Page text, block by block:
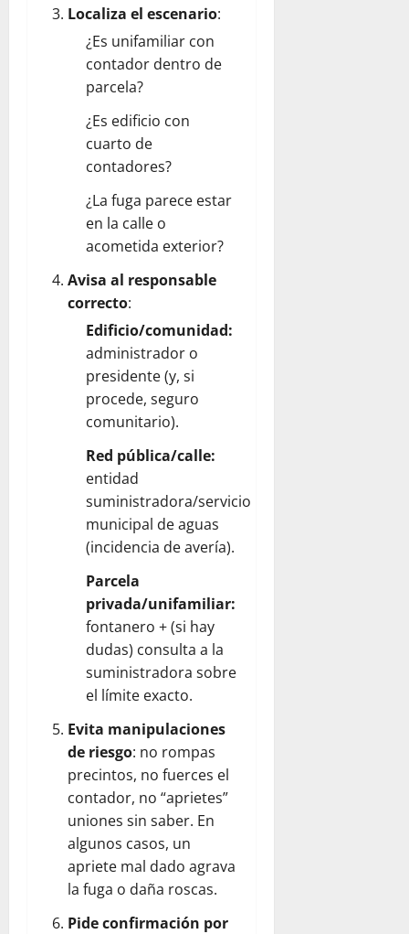
Localiza el escenario:
¿Es unifamiliar con
contador dentro de
parcela?
¿Es edificio con
cuarto de
contadores?
¿La fuga parece estar
en la calle o
acometida exterior?
Avisa al responsable
correcto:
Edificio/comunidad:
administrador o
presidente (y, si
procede, seguro
comunitario).
Red pública/calle:
entidad
suministradora/servicio
municipal de aguas
(incidencia de avería).
Parcela
privada/unifamiliar:
fontanero + (si hay
dudas) consulta a la
suministradora sobre
el límite exacto.
Evita manipulaciones
de riesgo: no rompas
precintos, no fuerces el
contador, no “aprietes”
uniones sin saber. En
algunos casos, un
apriete mal dado agrava
la fuga o daña roscas.
Pide confirmación por